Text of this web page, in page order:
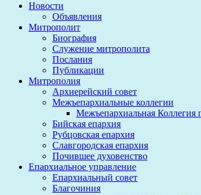
Новости
Объявления
Митрополит
Биография
Служение митрополита
Послания
Публикации
Митрополия
Архиерейский совет
Межъепархиальные коллегии
Межъепархиальная
Бийская епархия
Рубцовская епархия
Славгородская епархия
Почившее духовенство
Епархиальное управление
Епархиальный совет
Благочиния